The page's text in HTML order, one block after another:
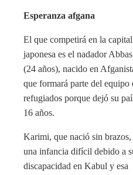
Esperanza afgana
El que competirá en la capital
japonesa es el nadador
(24 años), nacido en
que formará parte del equipo
refugiados porque dejó su
16 años.
Karimi, que nació sin
una infancia difícil debido a
discapacidad en Kabul y esa